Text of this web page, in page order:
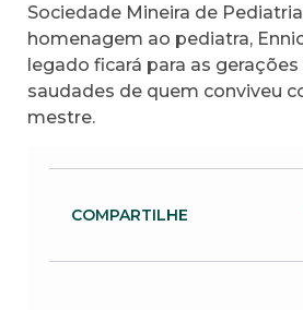
Sociedade Mineira de
homenagem ao pediatra,
legado ficará para as gerações
saudades de quem conviveu
mestre.
COMPARTILHE